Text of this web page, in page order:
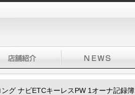
グ ナビETCキーレスPW 1オーナ記録簿